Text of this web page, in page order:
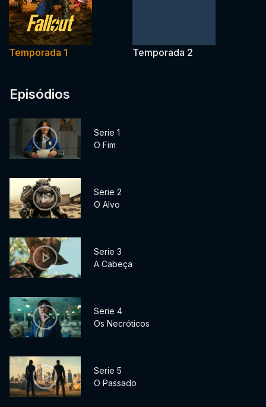
Temporada 1 Temporada 2
Episódios
Serie 1
O Fim
Serie 2
O Alvo
Serie 3
A Cabeça
Serie 4
Os Necróticos
Serie 5
O Passado